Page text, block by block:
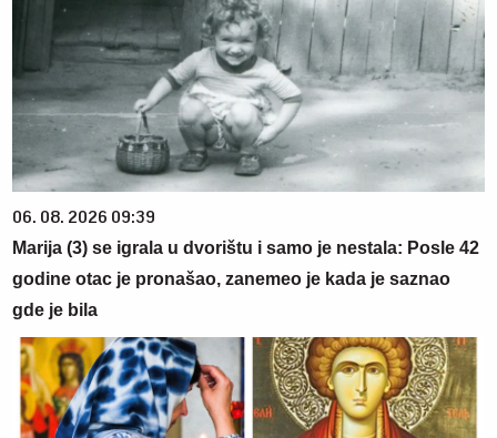
06. 08. 2026 09:39
Marija (3) se igrala u dvorištu i samo je nestala: Posle 42
godine otac je pronašao, zanemeo je kada je saznao
gde je bila